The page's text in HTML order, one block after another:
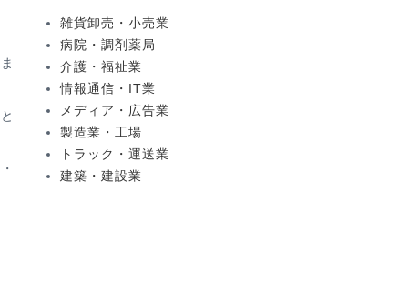
雑貨卸売・小売業
病院・調剤薬局
介護・福祉業
情報通信・IT業
メディア・広告業
製造業・工場
トラック・運送業
建築・建設業